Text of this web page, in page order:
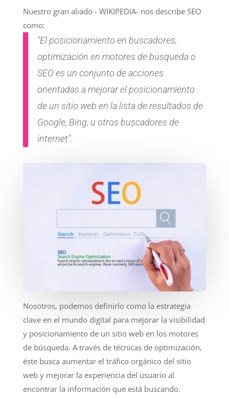
Nuestro gran aliado - WIKIPEDIA- nos describe SEO
como:
"El posicionamiento en buscadores,
optimización en motores de búsqueda o
SEO es un conjunto de acciones
orientadas a mejorar el posicionamiento
de un sitio web en la lista de resultados de
Google, Bing, u otros buscadores de
internet".
Nosotros, podemos definirlo como la estrategia
clave en el mundo digital para mejorar la visibilidad
y posicionamiento de un sitio web en los motores
de búsqueda. A través de técnicas de optimización,
éste busca aumentar el tráfico orgánico del sitio
web y mejorar la experiencia del usuario al
encontrar la información que está buscando.